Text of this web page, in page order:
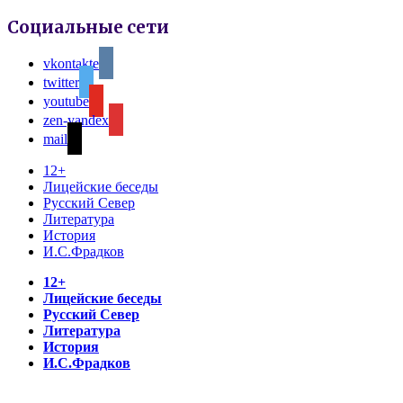
Социальные сети
vkontakte
twitter
youtube
zen-yandex
mail
12+
Лицейские беседы
Русский Север
Литература
История
И.С.Фрадков
12+
Лицейские беседы
Русский Север
Литература
История
И.С.Фрадков